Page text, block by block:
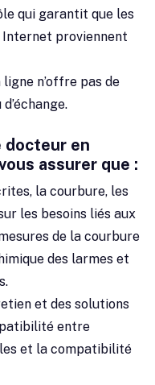
qui garantit que les
proviennent
n’offre pas de
docteur en
assurer que :
la courbure, les
les besoins liés aux
de la courbure
des larmes et
et des solutions
entre
et la compatibilité